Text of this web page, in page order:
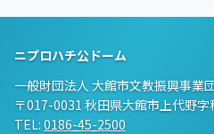
ニプロハチ公ドーム
一般財団法人 大館市文教振興事業
〒017-0031 秋田県大館市上代野字
TEL: 0186-45-2500